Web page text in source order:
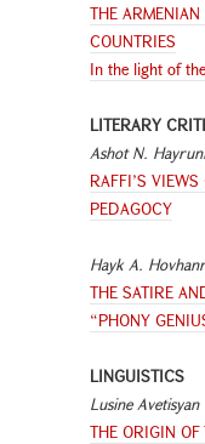
THE
COUNTRIES
In the light of
LITERARY
Ashot N. Hayruni
RAFFI’S
PEDAGOCY
Hayk A.
THE SATIRE
“PHONY
LINGUISTICS
Lusine Avetisyan
THE ORIGIN